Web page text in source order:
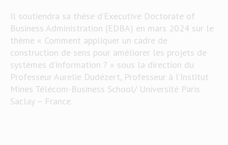
Il soutiendra sa thèse d’Executive Doctorate of
Business Administration (EDBA) en mars 2024 sur le
thème « Comment appliquer un cadre de
construction de sens pour améliorer les projets de
systèmes d’information ? » sous la direction du
Professeur Aurelie Dudézert, Professeur à l’Institut
Mines Télécom-Business School/ Université Paris
Saclay – France.